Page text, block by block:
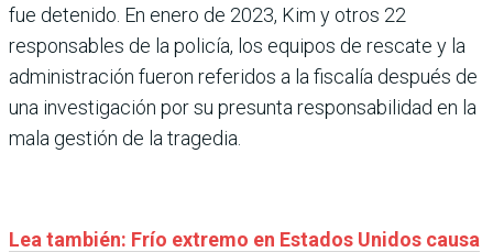
fue detenido. En enero de 2023, Kim y otros 22
responsables de la policía, los equipos de rescate y la
administración fueron referidos a la fiscalía después de
una investigación por su presunta responsabilidad en la
mala gestión de la tragedia.
Lea también: Frío extremo en Estados Unidos causa